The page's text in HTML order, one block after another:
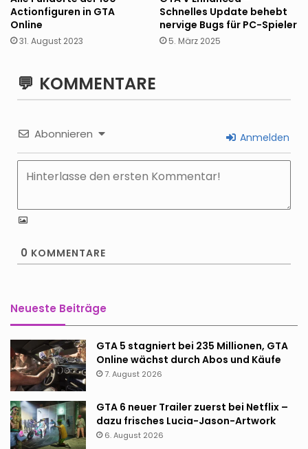
Actionfiguren in GTA
Online
31. August 2023
Schnelles Update behebt
nervige Bugs für PC-Spieler
5. März 2025
KOMMENTARE
Abonnieren Anmelden
0 KOMMENTARE
Neueste Beiträge
GTA 5 stagniert bei 235 Millionen, GTA
Online wächst durch Abos und Käufe
7. August 2026
GTA 6 neuer Trailer zuerst bei Netflix –
dazu frisches Lucia-Jason-Artwork
6. August 2026